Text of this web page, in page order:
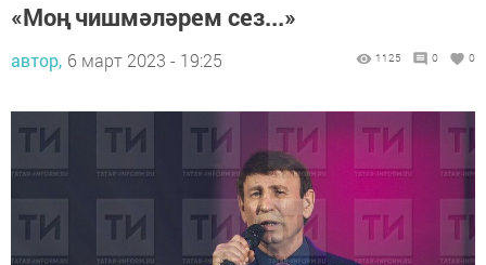
«Моң чишмәләрем сез...»
автор, 6 март 2023 - 19:25 1125 0 0